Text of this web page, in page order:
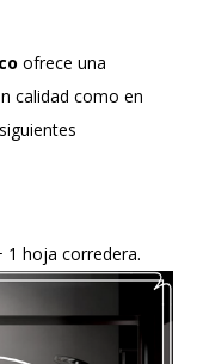
ofrece una
calidad como en
1 hoja corredera.